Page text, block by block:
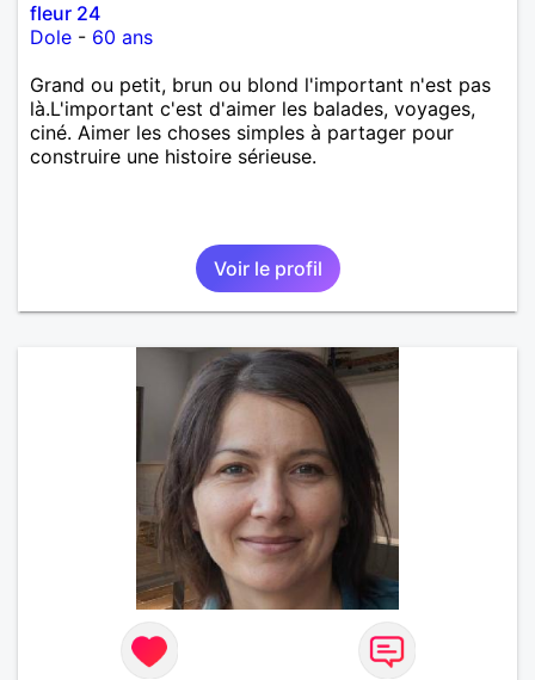
fleur 24
Dole - 60 ans
Grand ou petit, brun ou blond l'important n'est pas
là.L'important c'est d'aimer les balades, voyages,
ciné. Aimer les choses simples à partager pour
construire une histoire sérieuse.
Voir le profil